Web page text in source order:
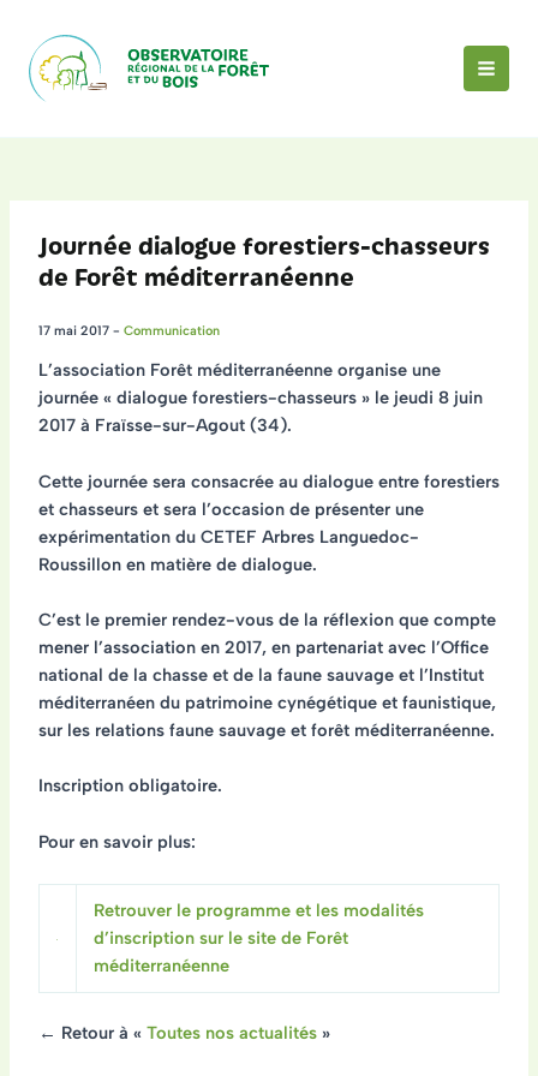
contenu
Journée dialogue forestiers-chasseurs
de Forêt méditerranéenne
17 mai 2017 - Communication
L’association Forêt méditerranéenne organise une
journée « dialogue forestiers-chasseurs »le jeudi 8 juin
2017à Fraïsse-sur-Agout (34).
Cette journée sera consacrée au dialogue entre forestiers
et chasseurs et sera l’occasion de présenter une
expérimentation du CETEF Arbres Languedoc-
Roussillon en matière de dialogue.
C’est le premier rendez-vous de la réflexion que compte
mener l’association en 2017, en partenariat avec l’Office
national de la chasse et de la faune sauvage et l’Institut
méditerranéen du patrimoine cynégétique et faunistique,
sur les relations faune sauvage et forêt méditerranéenne.
Inscription obligatoire.
Pour en savoir plus:
Retrouver le programme et les modalités
d’inscription sur le site de Forêt
méditerranéenne
← Retour à « Toutes nos actualités»